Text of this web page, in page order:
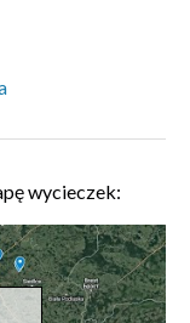
wycieczek: